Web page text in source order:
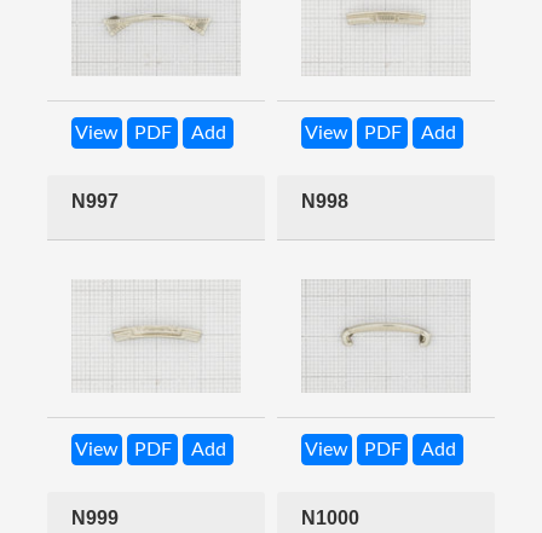
View PDF Add View PDF Add
N997
View PDF Add
N998
View PDF Add
N999 N1000